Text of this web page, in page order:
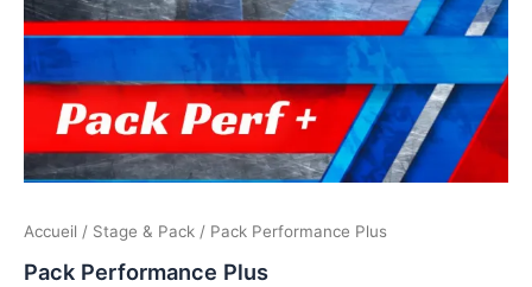
Accueil / Stage & Pack / Pack Performance Plus
Pack Performance Plus